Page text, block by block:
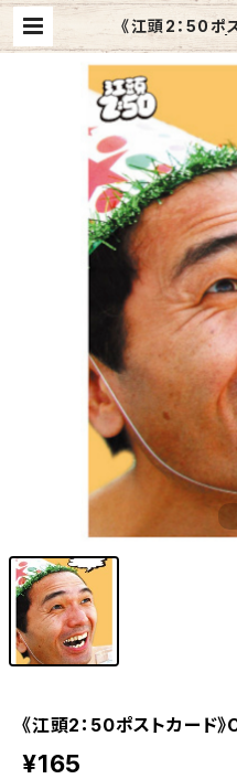
《江頭2：50ポ
／ よかった
《江頭2：50ポストカード
¥165